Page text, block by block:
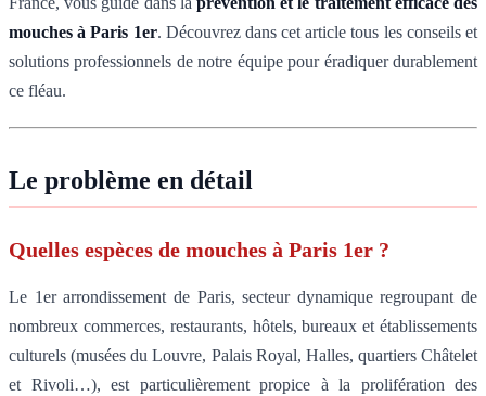
mouches à Paris 1er. Découvrez dans cet article tous les conseils et
solutions professionnels de notre équipe pour éradiquer durablement
ce fléau.
Le problème en détail
Quelles espèces de mouches à Paris 1er ?
Le 1er arrondissement de Paris, secteur dynamique regroupant de
nombreux commerces, restaurants, hôtels, bureaux et établissements
culturels (musées du Louvre, Palais Royal, Halles, quartiers Châtelet
et Rivoli…), est particulièrement propice à la prolifération des